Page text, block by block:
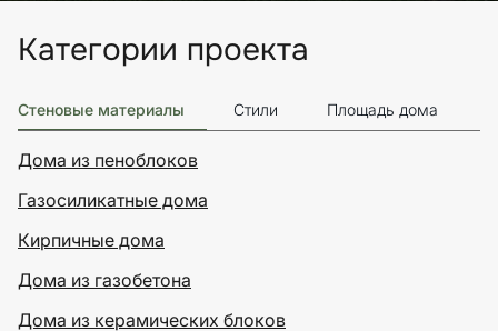
Категории проекта
Стеновые материалы Стили Площадь дома
Дома из пеноблоков
Газосиликатные дома
Кирпичные дома
Дома из газобетона
Дома из керамических блоков